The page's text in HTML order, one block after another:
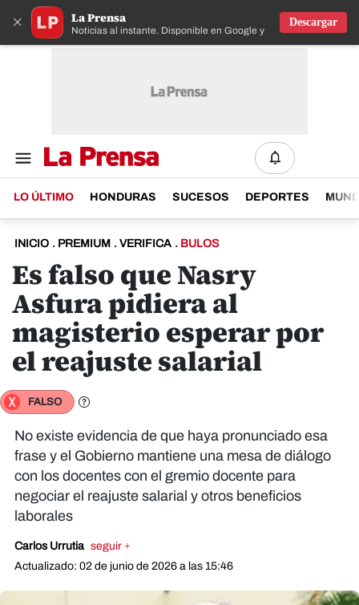
× La Prensa
Noticias al instante. Disponible en Google y IOS
Descargar
LO ÚLTIMO HONDURAS SUCESOS DEPORTES
INICIO . PREMIUM . VERIFICA . BULOS
Es falso que Nasry
Asfura pidiera al
magisterio esperar por
el reajuste salarial
FALSO
No existe evidencia de que haya pronunciado esa
frase y el Gobierno mantiene una mesa de diálogo
con los docentes con el gremio docente para
negociar el reajuste salarial y otros beneficios
laborales
Carlos Urrutia seguir +
Actualizado: 02 de junio de 2026 a las 15:46